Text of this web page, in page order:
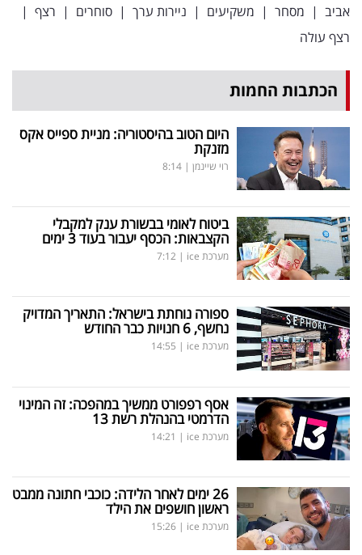
40
שיתופי
פעולה
דרושים
ניוזלטרים
מייל
אדום
פרסמו
באייס
עקבו
אחרינו:
אביב | מסחר | משקיעים | ניירות ערך | סוחרים | רצף |
רצף עולה
הכתבות החמות
היום הטוב בהיסטוריה: מניית ספייס אקס
מזנקת
רוי שיינמן |
8:14
ביטוח לאומי בבשורת ענק למקבלי
הקצבאות: הכסף יעבור בעוד 3 ימים
מערכת ice |
7:12
ספורה נוחתת בישראל: התאריך המדויק
נחשף, 6 חנויות כבר החודש
מערכת ice |
14:55
אסף רפפורט ממשיך במהפכה: זה המינוי
הדרמטי בהנהלת רשת 13
מערכת ice |
14:21
26 ימים לאחר הלידה: כוכבי חתונה ממבט
ראשון חושפים את הילד
מערכת ice |
15:26